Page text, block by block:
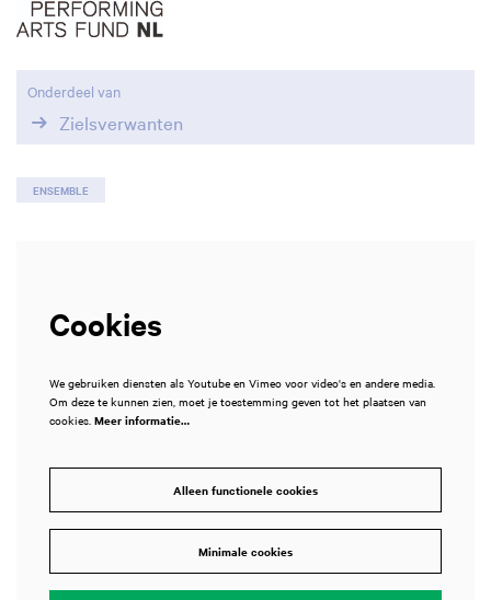
Onderdeel van
Zielsverwanten
ENSEMBLE
Cookies
We gebruiken diensten als Youtube en Vimeo voor video's en andere media.
Om deze te kunnen zien, moet je toestemming geven tot het plaatsen van
cookies. Meer informatie…
Alleen functionele cookies
Minimale cookies